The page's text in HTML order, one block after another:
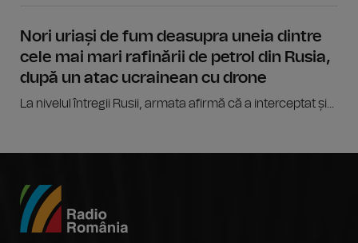
Nori uriași de fum deasupra uneia dintre
cele mai mari rafinării de petrol din Rusia,
după un atac ucrainean cu drone
La nivelul întregii Rusii, armata afirmă că a interceptat și...